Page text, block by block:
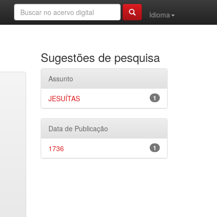
Idioma
Sugestões de pesquisa
Assunto
1
JESUÍTAS
Data de Publicação
1
1736